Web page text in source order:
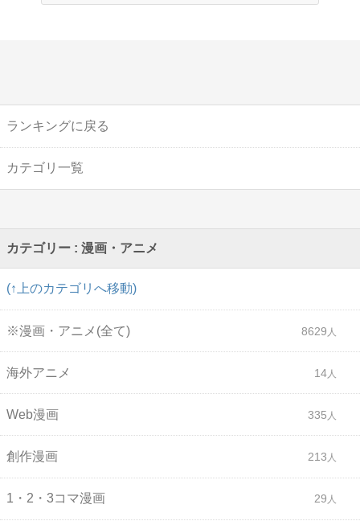
ランキングに戻る
カテゴリ一覧
カテゴリー : 漫画・アニメ
(↑上のカテゴリへ移動)
※漫画・アニメ(全て) 8629
海外アニメ 14
Web漫画 335
創作漫画 213
1・2・3コマ漫画 29